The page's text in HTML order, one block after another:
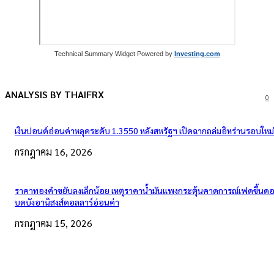
Technical Summary Widget Powered by Investing.com
0
ANALYSIS BY THAIFRX
เงินปอนด์อ่อนค่าหลุดระดับ 1.3550 หลังสหรัฐฯ เปิดฉากถล่มอิหร่านรอบใหม่
กรกฎาคม 16, 2026
ราคาทองคำขยับลงเล็กน้อย เหตุราคาน้ำมันแพงกระตุ้นคาดการณ์เฟดขึ้นด
บดบังอานิสงส์ดอลลาร์อ่อนค่า
กรกฎาคม 15, 2026